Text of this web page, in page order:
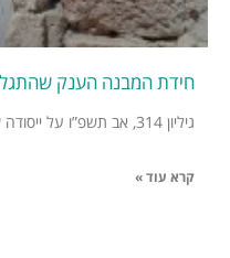
חידת המבנה הענק
גיליון 314, אב תשפ”ו על ייסודה של שכונת בתי מחסה,
קרא עוד »